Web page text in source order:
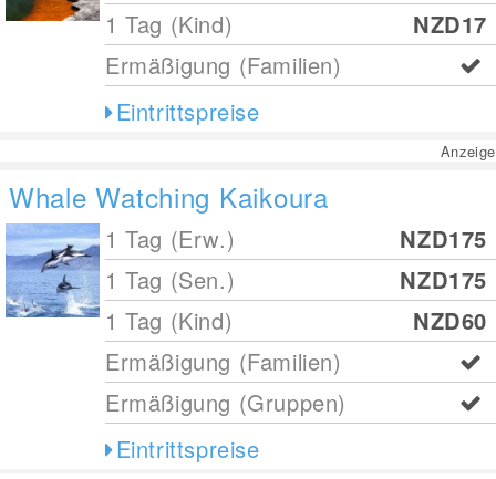
1 Tag (Kind)
NZD17
Ermäßigung (Familien)
Eintrittspreise
Anzeige
Whale Watching Kaikoura
1 Tag (Erw.)
NZD175
1 Tag (Sen.)
NZD175
1 Tag (Kind)
NZD60
Ermäßigung (Familien)
Ermäßigung (Gruppen)
Eintrittspreise